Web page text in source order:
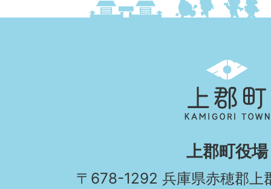
郡
町
KAMIGORI
TOWN
上郡町役場
〒678-1292 兵庫県赤穂郡上